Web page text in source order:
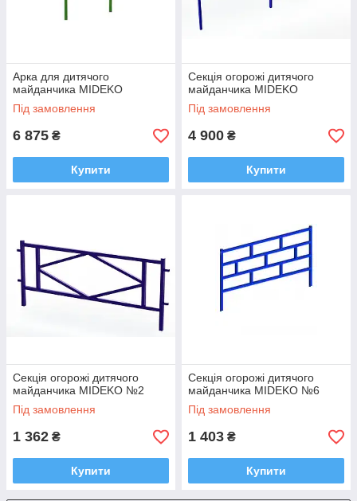
Арка для дитячого
майданчика MIDEKO
Під замовлення
6 875 ₴
Купити
Секція огорожі дитячого
майданчика MIDEKO
Під замовлення
4 900 ₴
Купити
Секція огорожі дитячого
майданчика MIDEKO №2
Під замовлення
1 362 ₴
Купити
Секція огорожі дитячого
майданчика MIDEKO №6
Під замовлення
1 403 ₴
Купити